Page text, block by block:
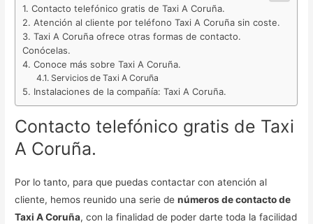
Contacto telefónico gratis de Taxi A Coruña.
Atención al cliente por teléfono Taxi A Coruña sin coste.
Taxi A Coruña ofrece otras formas de contacto.
Conócelas.
Conoce más sobre Taxi A Coruña.
Servicios de Taxi A Coruña
Instalaciones de la compañía: Taxi A Coruña.
Contacto telefónico gratis de Taxi
A Coruña.
Por lo tanto, para que puedas contactar con atención al
cliente, hemos reunido una serie denúmeros de contacto de
Taxi A Coruña, con la finalidad de poder darte toda la facilidad